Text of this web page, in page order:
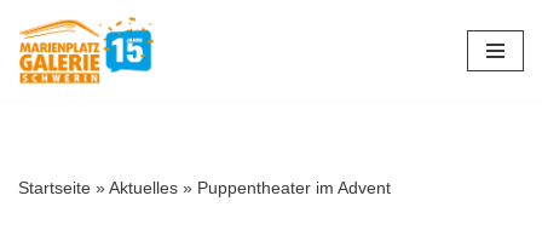
Zum
Startseite »Aktuelles » Puppentheater im Advent